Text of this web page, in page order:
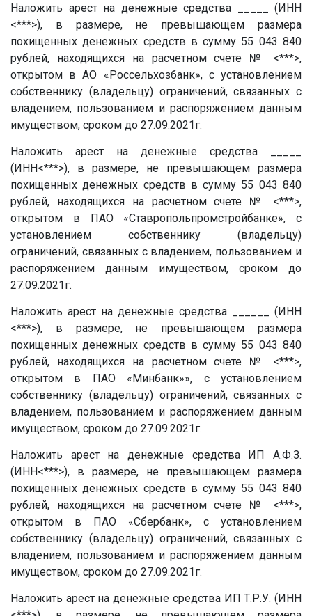
Наложить арест на денежные средства
(ИНН
<***>), в размере, не превышающем размера
похищенных денежных средств в сумму 55 043 840
рублей, находящихся на расчетном счете № <***>,
открытом в АО «Россельхозбанк», с установлением
собственнику (владельцу) ограничений, связанных с
владением, пользованием и распоряжением данным
имуществом, сроком до 27.09.2021г.
Наложить арест на денежные средства
(ИНН<***>), в размере, не превышающем размера
похищенных денежных средств в сумму 55 043 840
рублей, находящихся на расчетном счете № <***>,
открытом в ПАО «Ставропольпромстройбанке», с
установлением собственнику (владельцу)
ограничений, связанных с владением, пользованием и
распоряжением данным имуществом, сроком до
27.09.2021г.
Наложить арест на денежные средства
(ИНН
<***>), в размере, не превышающем размера
похищенных денежных средств в сумму 55 043 840
рублей, находящихся на расчетном счете № <***>,
открытом в ПАО «Минбанк»», с установлением
собственнику (владельцу) ограничений, связанных с
владением, пользованием и распоряжением данным
имуществом, сроком до 27.09.2021г.
Наложить арест на денежные средства ИП А.Ф.З.
(ИНН<***>), в размере, не превышающем размера
похищенных денежных средств в сумму 55 043 840
рублей, находящихся на расчетном счете № <***>,
открытом в ПАО «Сбербанк», с установлением
собственнику (владельцу) ограничений, связанных с
владением, пользованием и распоряжением данным
имуществом, сроком до 27.09.2021г.
Наложить арест на денежные средства ИПТ.Р.У. (ИНН